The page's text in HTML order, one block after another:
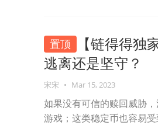
置顶
【链得得独
逃离还是坚守？
宋宋 • Mar 15, 2023
如果没有可信的赎回威胁
游戏；这类稳定币也容易